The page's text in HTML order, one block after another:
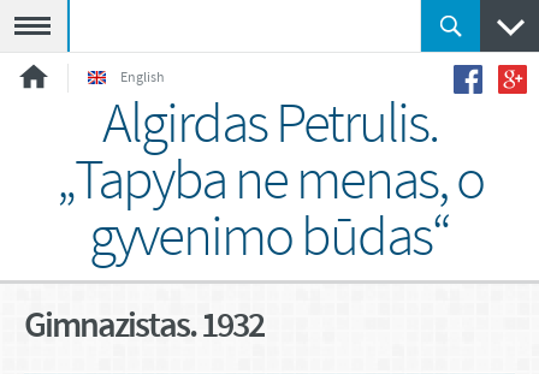
English
Algirdas Petrulis.
„Tapyba ne menas, o
gyvenimo būdas“
Gimnazistas. 1932